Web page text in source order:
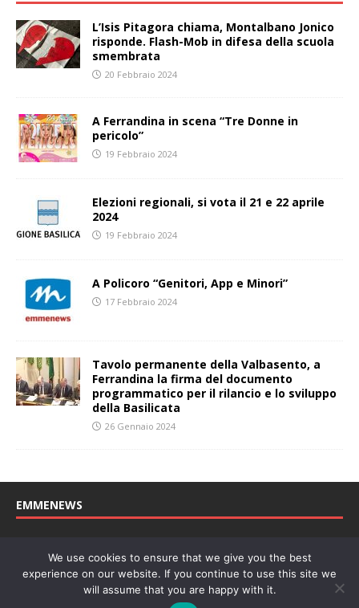
L’Isis Pitagora chiama, Montalbano Jonico
risponde. Flash-Mob in difesa della scuola
smembrata
20 Febbraio 2024
A Ferrandina in scena “Tre Donne in
pericolo”
19 Febbraio 2024
Elezioni regionali, si vota il 21 e 22 aprile
2024
19 Febbraio 2024
A Policoro “Genitori, App e Minori”
17 Febbraio 2024
Tavolo permanente della Valbasento, a
Ferrandina la firma del documento
programmatico per il rilancio e lo sviluppo
della Basilicata
26 Gennaio 2024
EMMENEWS
27/04/2011. Direttore Responsabile: Concetta Monzo, Editore: Deah
soc. coop. P. Iva: 01219430772
We use cookies to ensure that we give you the best
experience on our website. If you continue to use this site we
will assume that you are happy with it.